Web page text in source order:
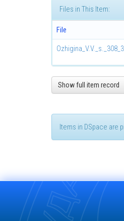
Files in This Item:
File
Show full item record
Items in DSpace are